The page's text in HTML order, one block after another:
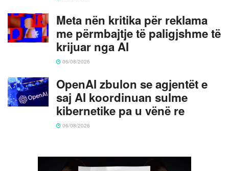
Meta nën kritika për reklama
me përmbajtje të paligjshme të
krijuar nga AI
06/08/2026
OpenAI zbulon se agjentët e
saj AI koordinuan sulme
kibernetike pa u vënë re
06/08/2026